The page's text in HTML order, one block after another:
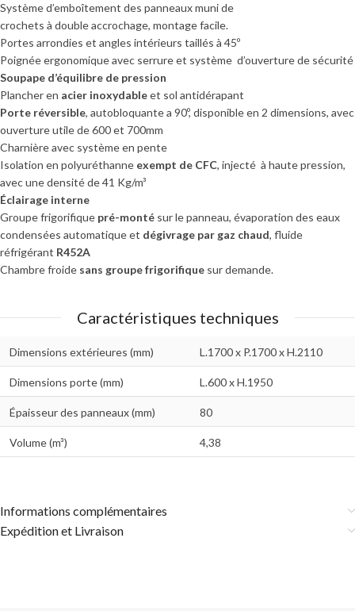
Système d’emboîtement des panneaux muni de
crochets à double accrochage, montage facile.
Portes arrondies et angles intérieurs taillés à 45º
Poignée ergonomique avec serrure et système d’ouverture de sécurité
Soupape d’équilibre de pression
Plancher en acier inoxydableet sol antidérapant
Porte réversible, autobloquante a 90º, disponible en 2 dimensions, avec
ouverture utile de 600 et 700mm
Charnière avec système en pente
Isolation en polyuréthanne exempt de CFC, injecté à haute pression,
avec une densité de 41 Kg/m³
Éclairage interne
Groupe frigorifique pré-monté sur le panneau, évaporation des eaux
condensées automatique et dégivrage par gaz chaud, fluide
réfrigérant R452A
Chambre froide sans groupe frigorifique sur demande.
Caractéristiques techniques
Dimensions extérieures (mm) L.1700 x P.1700 x H.2110
Dimensions porte (mm) L.600 x H.1950
Épaisseur des panneaux (mm) 80
Volume (m³) 4,38
Informations complémentaires
Expédition et Livraison